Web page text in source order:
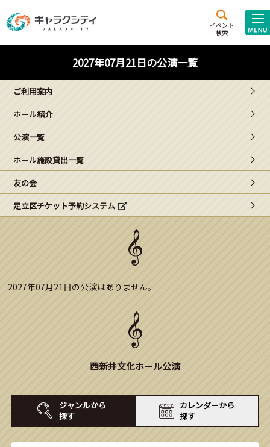
イベント
検索
施設案内
西新井
文化ホール
ギャラクシティとは
こどもみーてぃんぐ
Gがくえん
ブランドからのお知らせ
2027年07月21日の公演一覧
ご利用案内
ホール紹介
公演一覧
ホール施設貸出一覧
友の会
足立区チケット予約システム
2027年07月21日の公演はありません。
西新井文化ホール公演
ジャンルから
探す
カレンダーから
探す